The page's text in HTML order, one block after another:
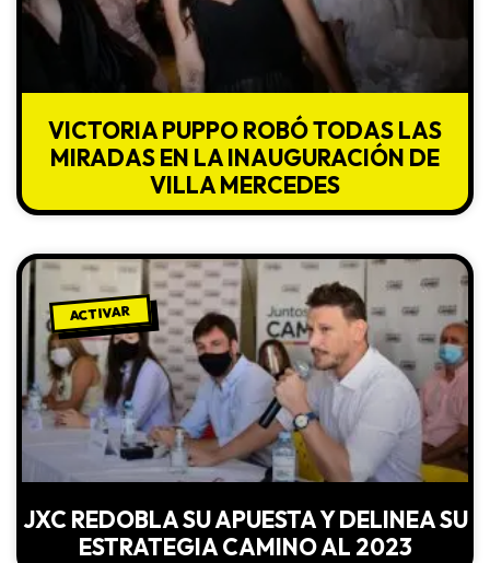
VICTORIA PUPPO ROBÓ TODAS LAS
MIRADAS EN LA INAUGURACIÓN DE
VILLA MERCEDES
ACTIVAR
JXC REDOBLA SU APUESTA Y DELINEA SU
ESTRATEGIA CAMINO AL 2023